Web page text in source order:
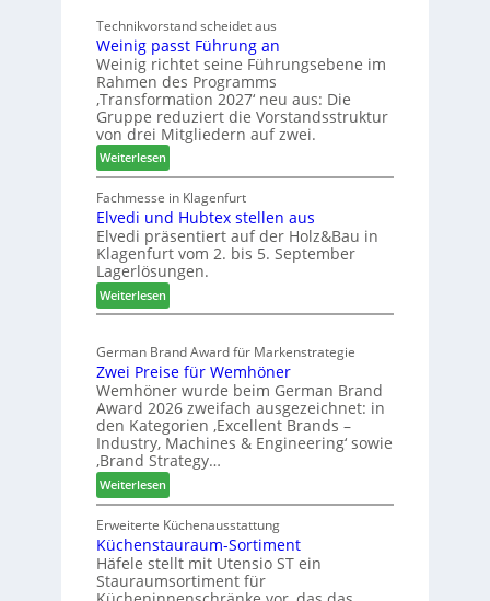
h
l
a
n
d
z
u
r
H
a
u
s
m
e
s
s
e
b
e
l
b
r
a
n
c
h
e
e
r
ö
r
t
t
Z
u
k
u
n
f
t
Technikvorstand scheidet aus
Weinig passt Führung an
Weinig richtet seine Führungsebene im
Rahmen des Programms
‚Transformation 2027‘ neu aus: Die
Gruppe reduziert die Vorstandsstruktur
von drei Mitgliedern auf zwei.
Weiterlesen:
W
e
i
n
i
g
p
a
s
t
F
ü
h
r
u
n
g
a
n
Fachmesse in Klagenfurt
Elvedi und Hubtex stellen aus
Elvedi präsentiert auf der Holz&Bau in
Klagenfurt vom 2. bis 5. September
Lagerlösungen.
Weiterlesen:
E
v
e
d
i
u
n
d
H
u
b
t
e
x
German Brand Award für Markenstrategie
Zwei Preise für Wemhöner
Wemhöner wurde beim German Brand
Award 2026 zweifach ausgezeichnet: in
den Kategorien ‚Excellent Brands –
Industry, Machines & Engineering‘ sowie
‚Brand Strategy…
Weiterlesen:
Z
w
e
i
P
Erweiterte Küchenausstattung
Küchenstauraum-Sortiment
Häfele stellt mit Utensio ST ein
Stauraumsortiment für